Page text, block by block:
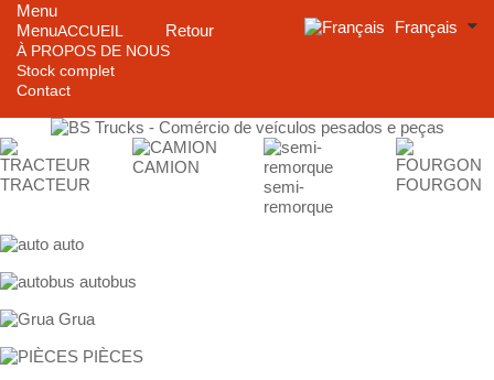
Menu
Menu
Retour
ACCUEIL
À PROPOS DE NOUS
Stock complet
Contact
Français
TRACTEUR
CAMION
semi-
remorque
FOURGON
auto
autobus
Grua
PIÈCES